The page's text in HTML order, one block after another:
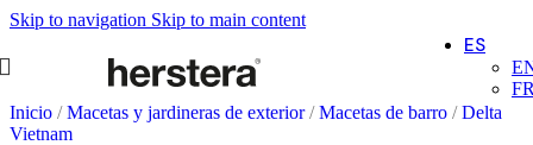
Skip to navigation Skip to main content
ES
Inicio / Macetas y jardineras de exterior/ Macetas de barro / Delta
Vietnam